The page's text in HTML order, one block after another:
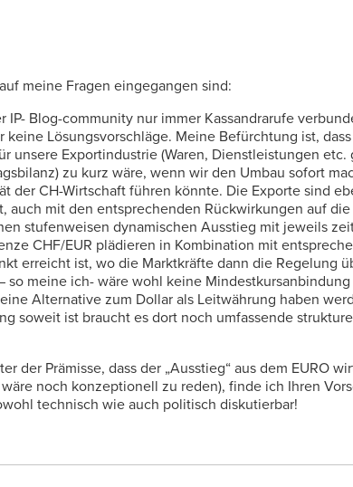
meine Fragen eingegangen sind:
IP- Blog-community nur immer Kassandrarufe
keine Lösungsvorschläge. Meine Befürchtung ist,
unsere Exportindustrie (Waren, Dienstleistungen etc.
zu kurz wäre, wenn wir den Umbau sofort
der CH-Wirtschaft führen könnte. Die Exporte sind
auch mit den entsprechenden Rückwirkungen auf
stufenweisen dynamischen Ausstieg mit jeweils
CHF/EUR plädieren in Kombination mit
erreicht ist, wo die Marktkräfte dann die Regelung
so meine ich- wäre wohl keine
Alternative zum Dollar als Leitwährung haben
soweit ist braucht es dort noch umfassende
der Prämisse, dass der „Ausstieg“ aus dem EURO
noch konzeptionell zu reden), finde ich Ihren
technisch wie auch politisch diskutierbar!